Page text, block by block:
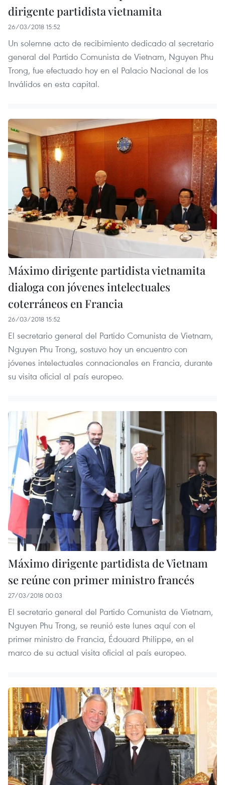
dirigente partidista vietnamita
26/03/2018 15:52
Un solemne acto de recibimiento dedicado al secretario
general del Partido Comunista de Vietnam, Nguyen Phu
Trong, fue efectuado hoy en el Palacio Nacional de los
Inválidos en esta capital.
Máximo dirigente partidista vietnamita
dialoga con jóvenes intelectuales
coterráneos en Francia
26/03/2018 15:52
El secretario general del Partido Comunista de Vietnam,
Nguyen Phu Trong, sostuvo hoy un encuentro con
jóvenes intelectuales connacionales en Francia, durante
su visita oficial al país europeo.
Máximo dirigente partidista de Vietnam
se reúne con primer ministro francés
27/03/2018 00:03
El secretario general del Partido Comunista de Vietnam,
Nguyen Phu Trong, se reunió este lunes aquí con el
primer ministro de Francia, Édouard Philippe, en el
marco de su actual visita oficial al país europeo.